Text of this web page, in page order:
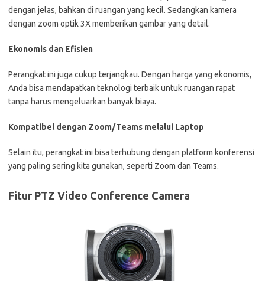
dengan jelas, bahkan di ruangan yang kecil. Sedangkan kamera
dengan zoom optik 3X memberikan gambar yang detail.
Ekonomis dan Efisien
Perangkat ini juga cukup terjangkau. Dengan harga yang ekonomis,
Anda bisa mendapatkan teknologi terbaik untuk ruangan rapat
tanpa harus mengeluarkan banyak biaya.
Kompatibel dengan Zoom/Teams melalui Laptop
Selain itu, perangkat ini bisa terhubung dengan platform konferensi
yang paling sering kita gunakan, seperti Zoom dan Teams.
Fitur PTZ Video Conference Camera